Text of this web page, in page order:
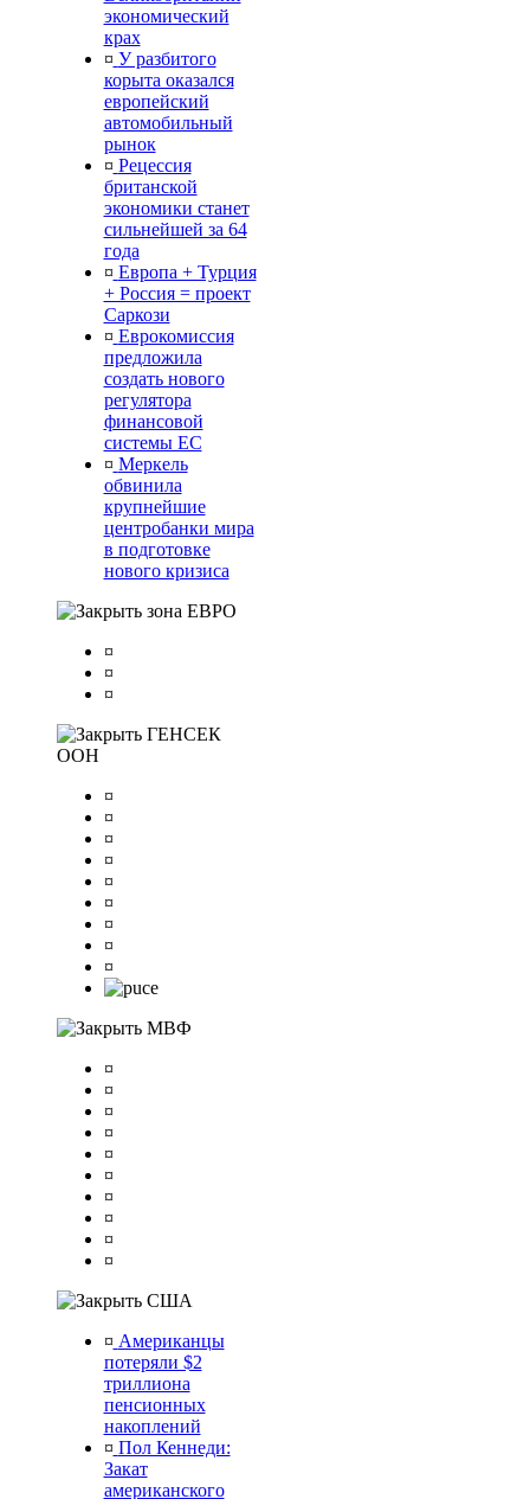
экономический
крах
¤ У разбитого
корыта оказался
европейский
автомобильный
рынок
¤ Рецессия
британской
экономики станет
сильнейшей за 64
года
¤ Европа + Турция
+ Россия = проект
Саркози
¤ Еврокомиссия
предложила
создать нового
регулятора
финансовой
системы ЕС
¤ Меркель
обвинила
крупнейшие
центробанки мира
в подготовке
нового кризиса
зона ЕВРО
¤
¤
¤
ГЕНСЕК
ООН
¤
¤
¤
¤
¤
¤
¤
¤
¤
МВФ
¤
¤
¤
¤
¤
¤
¤
¤
¤
¤
США
¤ Американцы
потеряли $2
триллиона
пенсионных
накоплений
¤ Пол Кеннеди:
Закат
американского